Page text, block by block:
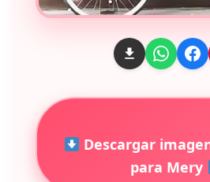
Descargar
para Mery